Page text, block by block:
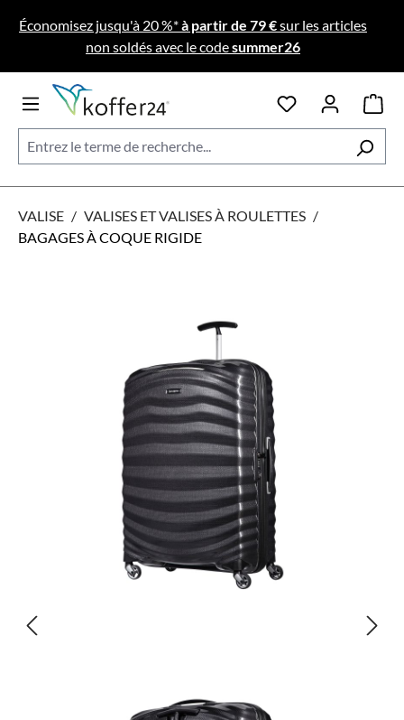
Passer au contenu principal
Économisez jusqu'à 20 %*à partir de 79 €sur les articles
non soldés avec le codesummer26
VALISE / VALISES ET VALISES À ROULETTES /
BAGAGES À COQUE RIGIDE